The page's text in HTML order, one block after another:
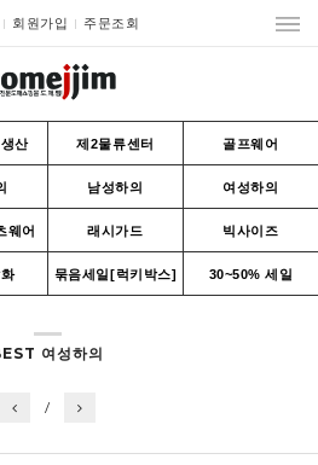
회원가입 주문조회
산 제2물류센터 골프웨어
남성하의 여성하의
웨어 래시가드 빅사이즈
묶음세일[럭키박스] 30~50% 세일
여성하의
/